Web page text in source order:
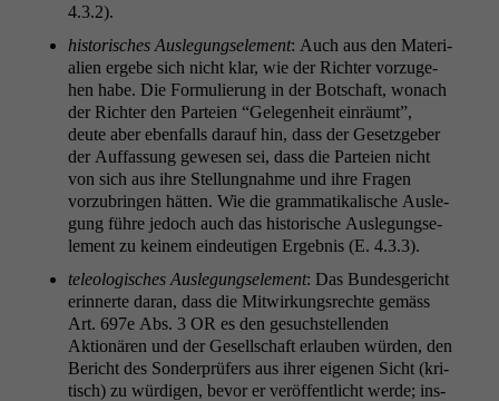
4.3.2).
his­torisches Ausle­gungse­le­ment: Auch aus den Mate­ri­
alien ergebe sich nicht klar, wie der Richter vorzuge­
hen habe. Die For­mulierung in der Botschaft, wonach
der Richter den Parteien “Gele­gen­heit ein­räumt”,
deute aber eben­falls darauf hin, dass der Geset­zge­ber
der Auf­fas­sung gewe­sen sei, dass die Parteien nicht
von sich aus ihre Stel­lung­nahme und ihre Fra­gen
vorzubrin­gen hät­ten. Wie die gram­matikalis­che Ausle­
gung führe jedoch auch das his­torische Ausle­gungse­
le­ment zu keinem ein­deuti­gen Ergeb­nis (E. 4.3.3).
tele­ol­o­gis­ches Ausle­gungse­le­ment: Das Bun­des­gericht
erin­nerte daran, dass die Mitwirkungsrechte gemäss
Art. 697e Abs. 3 OR es den gesuch­stel­len­den
Aktionären und der Gesellschaft erlauben wür­den, den
Bericht des Son­der­prüfers aus ihrer eige­nen Sicht (kri­
tisch) zu würdi­gen, bevor er veröf­fentlicht werde; ins­